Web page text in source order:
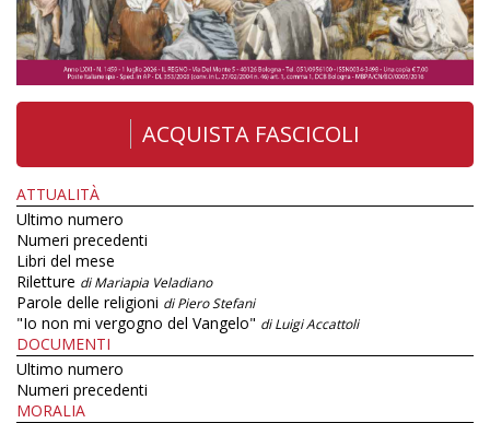
ACQUISTA FASCICOLI
ATTUALITÀ
Ultimo numero
Numeri precedenti
Libri del mese
Riletture di Mariapia Veladiano
Parole delle religioni di Piero Stefani
"Io non mi vergogno del Vangelo" di Luigi Accattoli
DOCUMENTI
Ultimo numero
Numeri precedenti
MORALIA